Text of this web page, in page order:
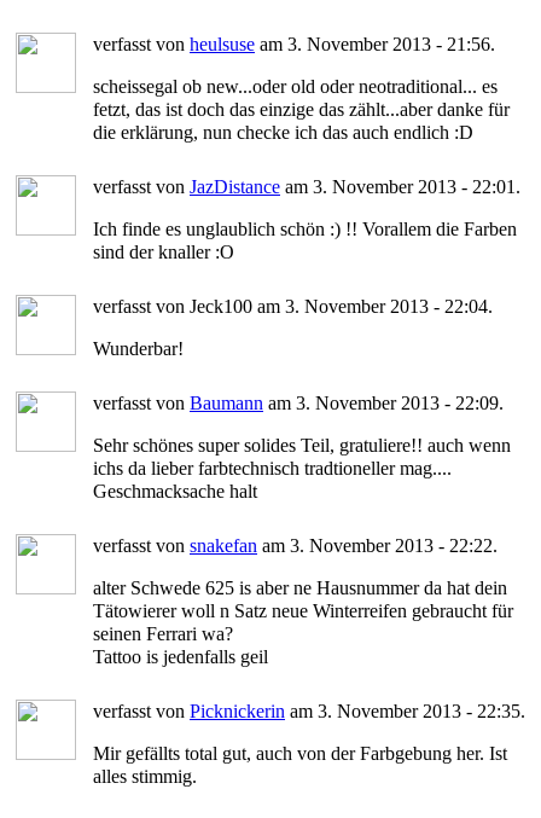
verfasst von heulsuse am 3. November 2013 - 21:56.
scheissegal ob new...oder old oder neotraditional... es
fetzt, das ist doch das einzige das zählt...aber danke für
die erklärung, nun checke ich das auch endlich :D
verfasst von JazDistance am 3. November 2013 - 22:01.
Ich finde es unglaublich schön :) !! Vorallem die Farben
sind der knaller :O
verfasst von Jeck100 am 3. November 2013 - 22:04.
Wunderbar!
verfasst von Baumann am 3. November 2013 - 22:09.
Sehr schönes super solides Teil, gratuliere!! auch wenn
ichs da lieber farbtechnisch tradtioneller mag....
Geschmacksache halt
verfasst von snakefan am 3. November 2013 - 22:22.
alter Schwede 625 is aber ne Hausnummer da hat dein
Tätowierer woll n Satz neue Winterreifen gebraucht für
seinen Ferrari wa?
Tattoo is jedenfalls geil
verfasst von Picknickerin am 3. November 2013 - 22:35.
Mir gefällts total gut, auch von der Farbgebung her. Ist
alles stimmig.